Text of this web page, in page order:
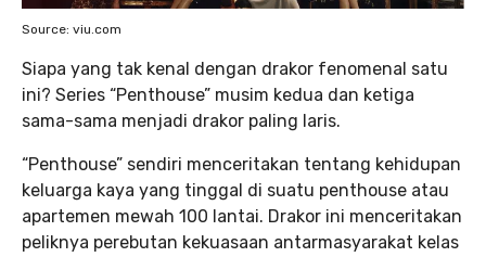
Source: viu.com
Siapa yang tak kenal dengan drakor fenomenal satu
ini? Series “Penthouse” musim kedua dan ketiga
sama-sama menjadi drakor paling laris.
“Penthouse” sendiri menceritakan tentang kehidupan
keluarga kaya yang tinggal di suatu penthouse atau
apartemen mewah 100 lantai. Drakor ini menceritakan
peliknya perebutan kekuasaan antarmasyarakat kelas